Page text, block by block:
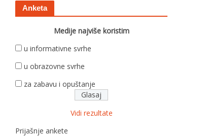
Anketa
Medije najviše koristim
u informativne svrhe
u obrazovne svrhe
za zabavu i opuštanje
Vidi rezultate
Prijašnje ankete